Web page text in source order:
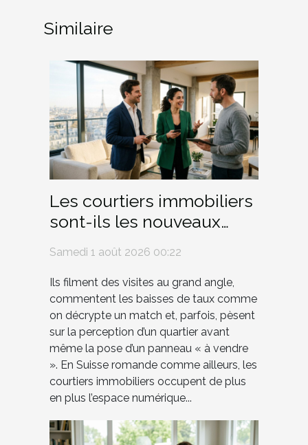
Similaire
Les courtiers immobiliers
sont-ils les nouveaux
influenceurs du marché ?
Samedi 1 août 2026 00:22
Ils filment des visites au grand angle,
commentent les baisses de taux comme
on décrypte un match et, parfois, pèsent
sur la perception d’un quartier avant
même la pose d’un panneau « à vendre
». En Suisse romande comme ailleurs, les
courtiers immobiliers occupent de plus
en plus l’espace numérique...